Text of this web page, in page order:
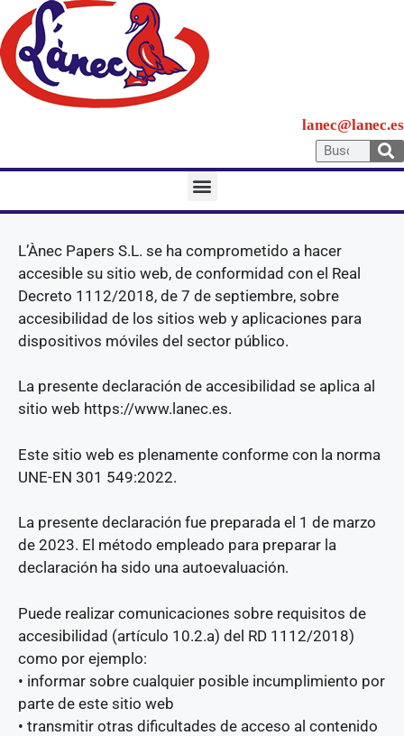
lanec@lanec.es
accesibilidad
L’Ànec Papers S.L. se ha comprometido a hacer
accesible su sitio web, de conformidad con el Real
Decreto 1112/2018, de 7 de septiembre, sobre
accesibilidad de los sitios web y aplicaciones para
dispositivos móviles del sector público.
La presente declaración de accesibilidad se aplica al
sitio web https://www.lanec.es.
Este sitio web es plenamente conforme con la norma
UNE-EN 301 549:2022.
La presente declaración fue preparada el 1 de marzo
de 2023. El método empleado para preparar la
declaración ha sido una autoevaluación.
Puede realizar comunicaciones sobre requisitos de
accesibilidad (artículo 10.2.a) del RD 1112/2018)
como por ejemplo:
• informar sobre cualquier posible incumplimiento por
parte de este sitio web
• transmitir otras dificultades de acceso al contenido